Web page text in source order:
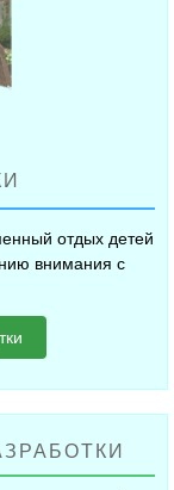
отдых детей
внимания с